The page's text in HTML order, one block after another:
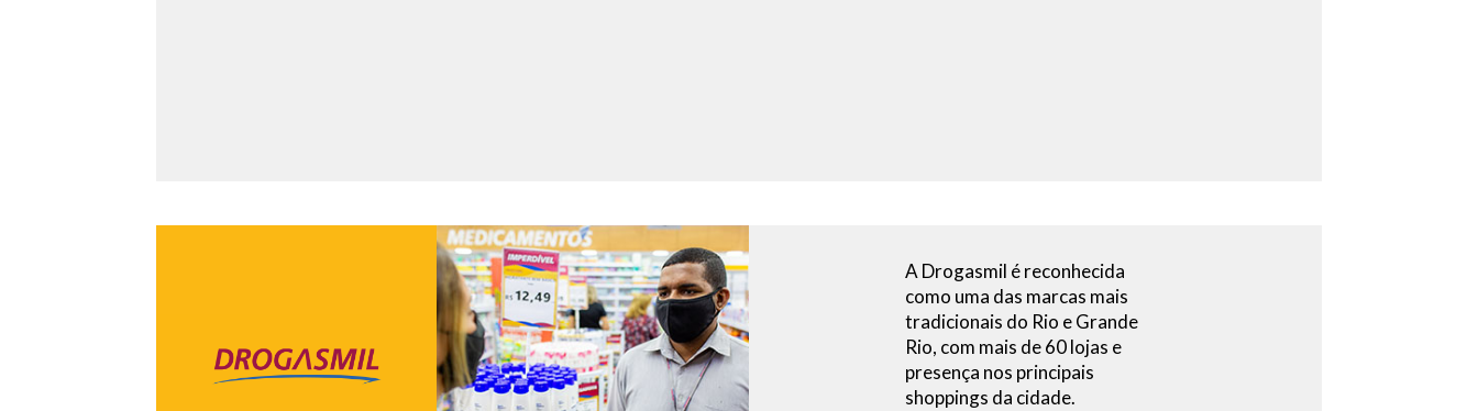
A Drogasmil é reconhecida
como uma das marcas mais
tradicionais do Rio e Grande
Rio, com mais de 60 lojas e
presença nos principais
shoppings da cidade.